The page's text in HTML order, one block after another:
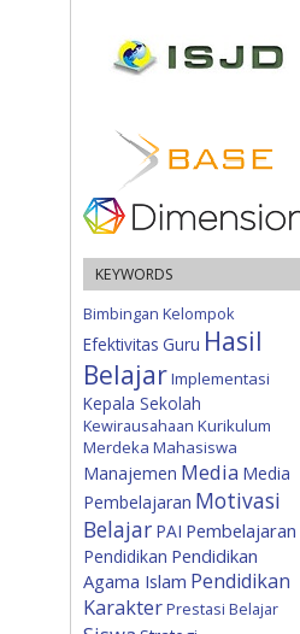
KEYWORDS
Bimbingan Kelompok
Efektivitas Guru Hasil
BelajarImplementasi
Kepala Sekolah
Kewirausahaan Kurikulum
Merdeka Mahasiswa
Manajemen Media Media
Pembelajaran Motivasi
Belajar PAI Pembelajaran
Pendidikan Pendidikan
Agama Islam Pendidikan
KarakterPrestasi Belajar